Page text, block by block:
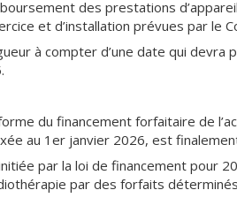
des prestations
et d’installation prévues par le
à compter d’une date qui devra
du financement forfaitaire de
au 1er janvier 2026, est
par la loi de financement pour
par des forfaits